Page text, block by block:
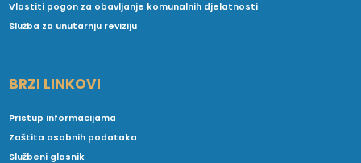
Vlastiti pogon za obavljanje komunalnih djelatnosti
Služba za unutarnju reviziju
BRZI LINKOVI
Pristup informacijama
Zaštita osobnih podataka
Službeni glasnik